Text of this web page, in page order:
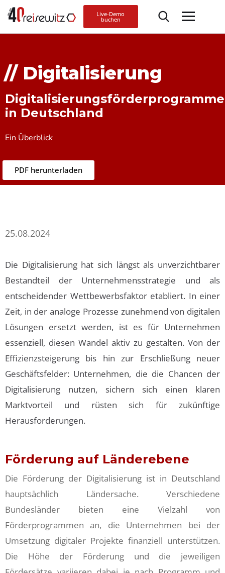
Live-Demo
buchen
// Digitalisierung
Digitalisierungsförderprogramme
in Deutschland
Ein Überblick
PDF herunterladen
25.08.2024
Die Digitalisierung hat sich längst als unverzichtbarer
Bestandteil der Unternehmensstrategie und als
entscheidender Wettbewerbsfaktor etabliert. In einer
Zeit, in der analoge Prozesse zunehmend von digitalen
Lösungen ersetzt werden, ist es für Unternehmen
essenziell, diesen Wandel aktiv zu gestalten. Von der
Effizienzsteigerung bis hin zur Erschließung neuer
Geschäftsfelder: Unternehmen, die die Chancen der
Digitalisierung nutzen, sichern sich einen klaren
Marktvorteil und rüsten sich für zukünftige
Herausforderungen.
Förderung auf Länderebene
Die Förderung der Digitalisierung ist in Deutschland
hauptsächlich Ländersache. Verschiedene
Bundesländer bieten eine Vielzahl von
Förderprogrammen an, die Unternehmen bei der
Umsetzung digitaler Projekte finanziell unterstützen.
Die Höhe der Förderung und die jeweiligen